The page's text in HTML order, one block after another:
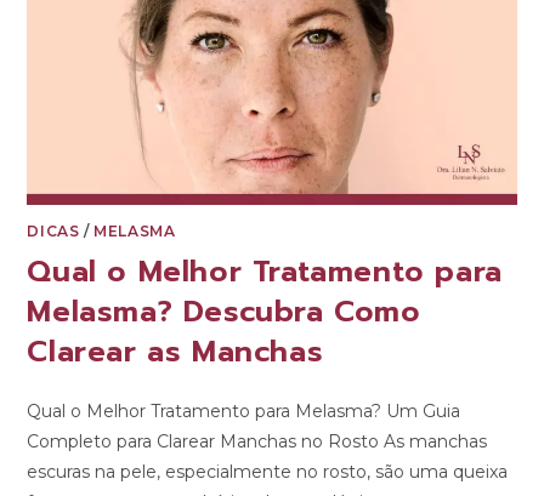
DICAS / MELASMA
Qual o Melhor Tratamento para
Melasma? Descubra Como
Clarear as Manchas
Qual o Melhor Tratamento para Melasma? Um Guia
Completo para Clarear Manchas no Rosto As manchas
escuras na pele, especialmente no rosto, são uma queixa